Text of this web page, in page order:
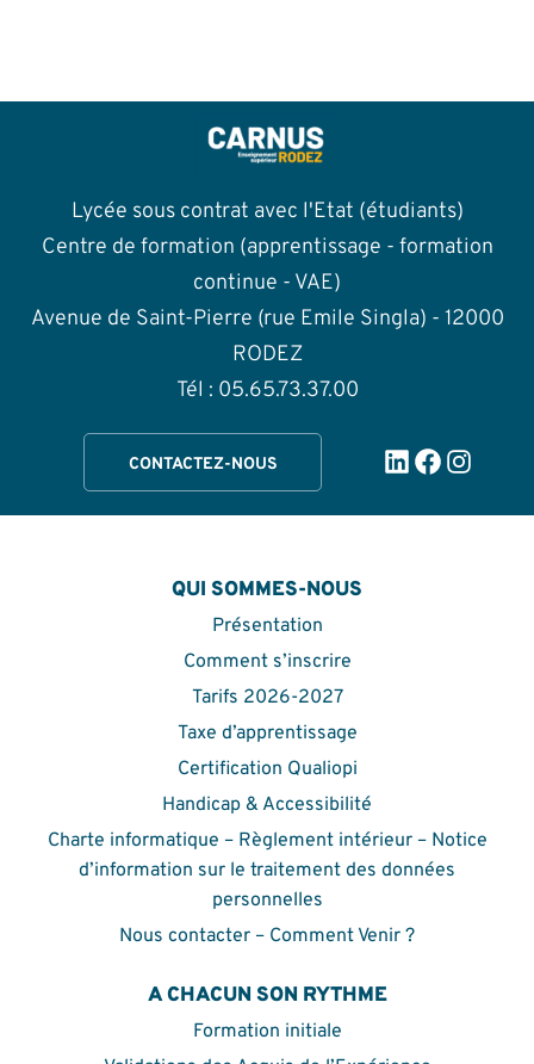
Lycée sous contrat avec l'Etat (étudiants)
Centre de formation (apprentissage - formation
continue - VAE)
Avenue de Saint-Pierre (rue Emile Singla) - 12000
RODEZ
Tél : 05.65.73.37.00
CONTACTEZ-NOUS LinkedIn
Facebook
QUI SOMMES-NOUS
Présentation
Comment s’inscrire
Tarifs 2026-2027
Taxe d’apprentissage
Certification Qualiopi
Handicap & Accessibilité
Charte informatique – Règlement intérieur – Notice
d’information sur le traitement des données
personnelles
Nous contacter – Comment Venir ?
A CHACUN SON RYTHME
Formation initiale